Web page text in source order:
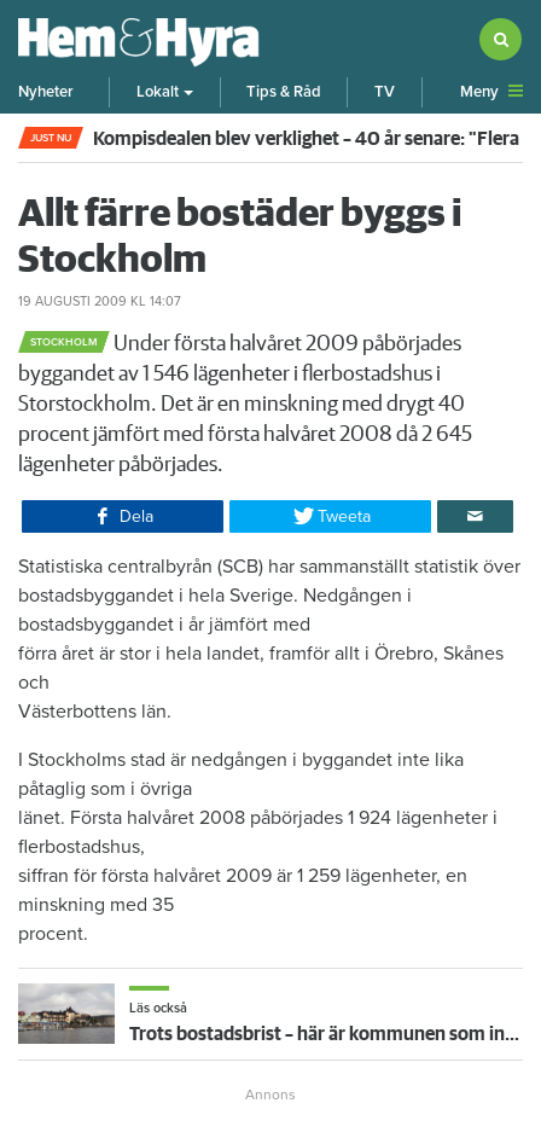
Nyheter Lokalt Tips & Råd TV Meny
JUST NU Kompisdealen blev verklighet – 40 år senare: "Flera
Allt färre bostäder byggs i
Stockholm
19 AUGUSTI 2009 KL 14:07
STOCKHOLM
Under första halvåret 2009 påbörjades
byggandet av 1 546 lägenheter i flerbostadshus i
Storstockholm. Det är en minskning med drygt 40
procent jämfört med första halvåret 2008 då 2 645
lägenheter påbörjades.
Dela Tweeta
Statistiska centralbyrån (SCB) har sammanställt statistik över
bostadsbyggandet i hela Sverige. Nedgången i
bostadsbyggandet i år jämfört med
förra året är stor i hela landet, framför allt i Örebro, Skånes
och
Västerbottens län.
I Stockholms stad är nedgången i byggandet inte lika
påtaglig som i övriga
länet. Första halvåret 2008 påbörjades 1 924 lägenheter i
flerbostadshus,
siffran för första halvåret 2009 är 1 259 lägenheter, en
minskning med 35
procent.
Läs också
Trots bostadsbrist – här är kommunen som inte byggt en enda hyresrätt på tio år